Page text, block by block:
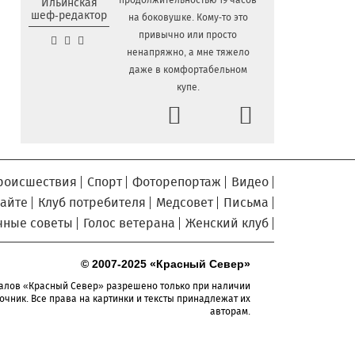
славян» в Вологодской области
Завершается ремонт
автодороги Усть-Алексеево –
Мякинницыно в Великоустюгском округе
«Единая Россия» получила
первое место в бюллетене на выборах в
в заречной части Вологды
5.08.2026 17:17 В Вологде завершены
работы по благоустройству на 18
дворовых территориях
5.08.2026 16:50 Осановская роща в Вологде
стала современным парком с
5.08.2026 16:41
Почти 13,5 тысячи человек
пострадали от клещей в Вологодской
Ильинская
шеф-редактор
на боковушке. Кому-то это
привычно или просто
ненапряжно, а мне тяжело
даже в комфортабельном
купе.
Спорт Фоторепортаж
Видео
Клуб потребителя Медсовет
Письма
советы
Голос ветерана Женский клуб
© 2007-2025 «Красный Север»
«Красный Север» разрешено только при наличии
Все права на картинки и тексты принадлежат их
авторам.